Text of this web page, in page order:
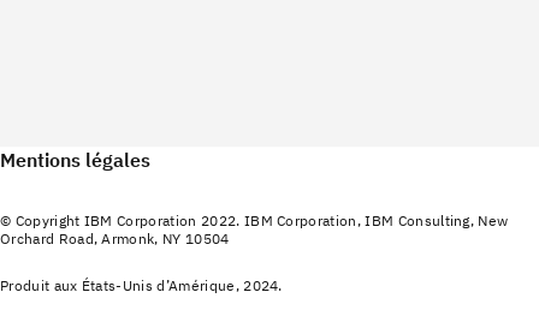
Mentions légales
© Copyright IBM Corporation 2022. IBM Corporation, IBM Consulting, New
Orchard Road, Armonk, NY 10504
Produit aux États-Unis d’Amérique, 2024.